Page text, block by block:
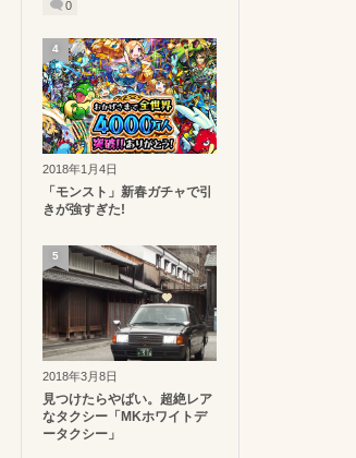
0
2018年1月4日
「モンスト」新春ガチャで引
きが強すぎた!
4
2018年3月8日
見つけたらやばい。超絶レア
なタクシー「MKホワイトデ
ータクシー」
5